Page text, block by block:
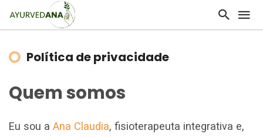
Política de privacidade
Quem somos
Eu sou a Ana Claudia, fisioterapeuta integrativa e,